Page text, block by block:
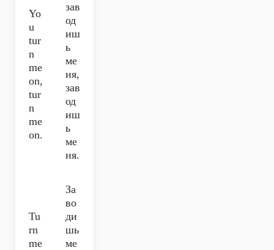
Yo
u
tur
n
me
on,
tur
n
me
on.
зав
од
иш
ь
ме
ня,
зав
од
иш
ь
ме
ня.
Tu
rn
me
За
во
ди
шь
ме